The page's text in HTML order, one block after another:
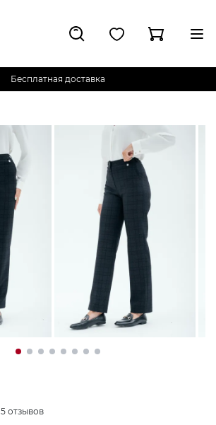
Бесплатная доставка
5 отзывов